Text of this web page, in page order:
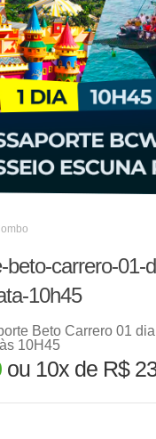
beto-carrero-01-
10h45
Beto Carrero 01
10H45
ou 10x de R$